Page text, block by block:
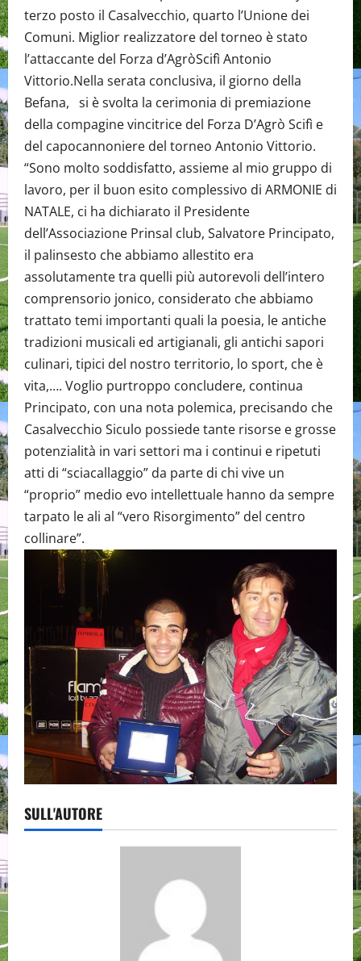
terzo posto il Casalvecchio, quarto l’Unione dei
Comuni. Miglior realizzatore del torneo è stato
l’attaccante del Forza d’AgròScifì Antonio
Vittorio.Nella serata conclusiva, il giorno della
Befana, si è svolta la cerimonia di premiazione
della compagine vincitrice del Forza D’Agrò Scifì e
del capocannoniere del torneo Antonio Vittorio.
“Sono molto soddisfatto, assieme al mio gruppo di
lavoro, per il buon esito complessivo di ARMONIE di
NATALE, ci ha dichiarato il Presidente
dell’Associazione Prinsal club, Salvatore Principato,
il palinsesto che abbiamo allestito era
assolutamente tra quelli più autorevoli dell’intero
comprensorio jonico, considerato che abbiamo
trattato temi importanti quali la poesia, le antiche
tradizioni musicali ed artigianali, gli antichi sapori
culinari, tipici del nostro territorio, lo sport, che è
vita,…. Voglio purtroppo concludere, continua
Principato, con una nota polemica, precisando che
Casalvecchio Siculo possiede tante risorse e grosse
potenzialità in vari settori ma i continui e ripetuti
atti di “sciacallaggio” da parte di chi vive un
“proprio” medio evo intellettuale hanno da sempre
tarpato le ali al “vero Risorgimento” del centro
collinare”.
SULL'AUTORE